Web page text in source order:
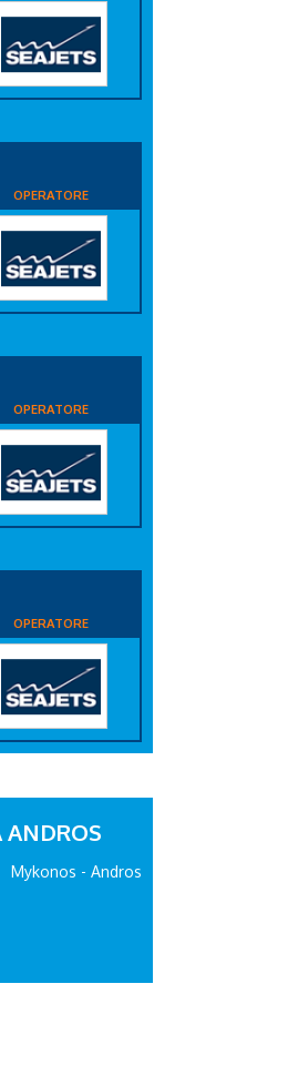
OPERATORE
OPERATORE
OPERATORE
ANDROS
Mykonos - Andros